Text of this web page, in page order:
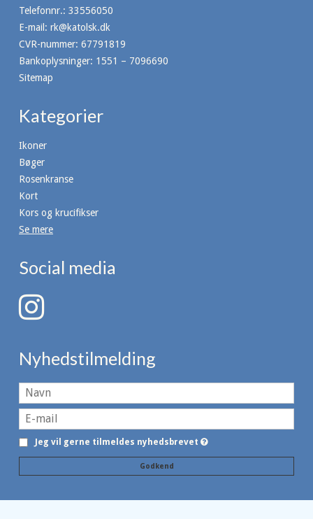
Telefonnr.: 33556050
E-mail : rk@katolsk.dk
CVR-nummer: 67791819
Bankoplysninger: 1551 – 7096690
Sitemap
Kategorier
Ikoner
Bøger
Rosenkranse
Kort
Kors og krucifikser
Se mere
Social media
Nyhedstilmelding
Jeg vil gerne tilmeldes nyhedsbrevet
Godkend